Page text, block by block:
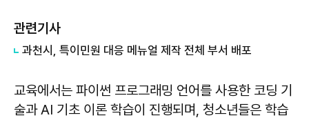
관련기사
과천시, 특이민원 대응 메뉴얼 제작 전체 부서 배포
교육에서는 파이썬 프로그래밍 언어를 사용한 코딩 기
술과 AI 기초 이론 학습이 진행되며, 청소년들은 학습